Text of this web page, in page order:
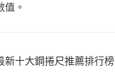
。
新十大鋼捲尺推薦排行榜